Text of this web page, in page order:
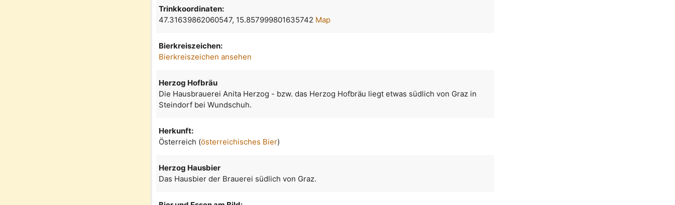
Trinkkoordinaten:
47.31639862060547, 15.857999801635742 Map
Bierkreiszeichen:
Bierkreiszeichen ansehen
Herzog Hofbräu
Die Hausbrauerei Anita Herzog - bzw. das Herzog Hofbräu liegt etwas südlich von Graz in
Steindorf bei Wundschuh.
Herkunft:
Österreich (österreichisches Bier)
Herzog Hausbier
Das Hausbier der Brauerei südlich von Graz.